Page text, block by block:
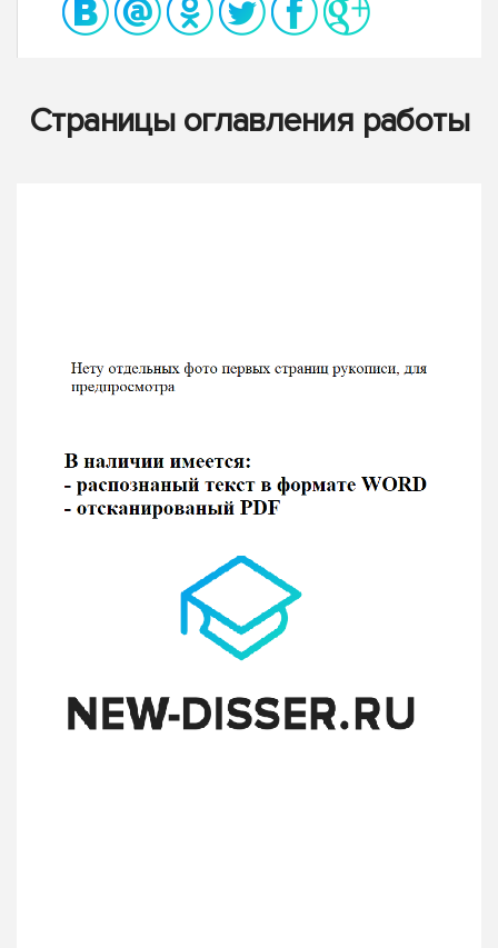
Страницы оглавления работы